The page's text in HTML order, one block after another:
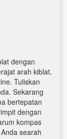
dengan
arah kiblat.
Tuliskan
Sekarang
bertepatan
dengan
kompas
searah